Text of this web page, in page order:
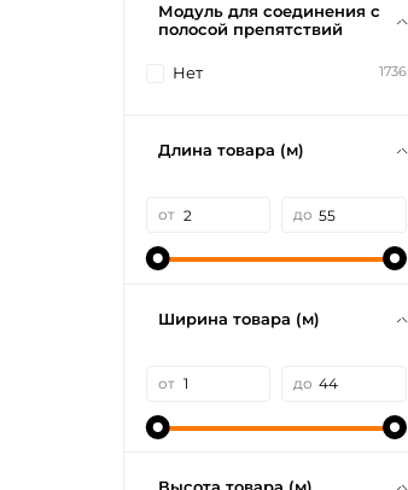
Модуль для соединения с
полосой препятствий
Нет 1736
Длина товара (м)
от до
Ширина товара (м)
от до